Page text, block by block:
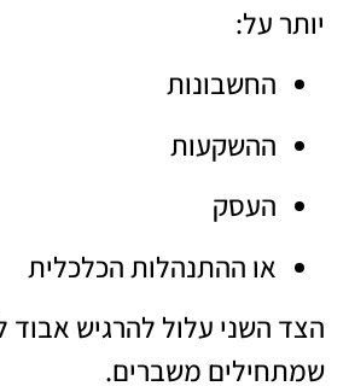
יותר על:
החשבונות
ההשקעות
העסק
או ההתנהלות הכלכלית
הצד השני עלול להרגיש אבוד
שמתחילים משברים.